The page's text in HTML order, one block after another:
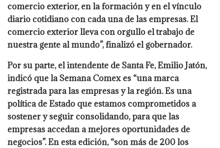
comercio exterior, en la formación y en el vínculo
diario cotidiano con cada una de las empresas. El
comercio exterior lleva con orgullo el trabajo de
nuestra gente al mundo”, finalizó el gobernador.
Por su parte, el intendente de Santa Fe, Emilio Jatón,
indicó que la Semana Comex es “una marca
registrada para las empresas y la región. Es una
política de Estado que estamos comprometidos a
sostener y seguir consolidando, para que las
empresas accedan a mejores oportunidades de
negocios”. En esta edición, “son más de 200 los